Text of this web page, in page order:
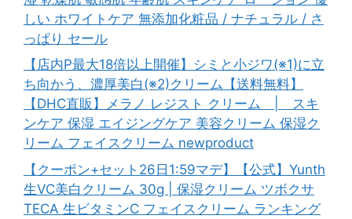
しい ホワイトケア 無添加化粧品 / ナチュラル / さ
っぱり セール
【店内P最大18倍以上開催】シミと小ジワ(※1)に立
ち向かう、濃厚美白(※2)クリーム【送料無料】
【DHC直販】メラノ レジスト クリーム | スキ
ンケア 保湿 エイジングケア 美容クリーム 保湿ク
リーム フェイスクリーム newproduct
【クーポン+セット26日1:59マデ】【公式】Yunth
生VC美白クリーム 30g | 保湿クリーム ツボクサ
TECA 生ビタミンC フェイスクリーム ランキング